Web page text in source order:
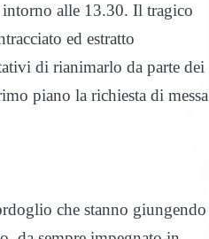
alle 13.30. Il tragico
ed estratto
di rianimarlo da parte dei
piano la richiesta di messa
che stanno giungendo